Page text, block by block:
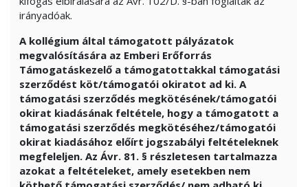
irányadóak.
A kollégium által támogatott pályázatok
megvalósítására az Emberi Erőforrás
Támogatáskezelő a támogatottakkal támogatási
szerződést köt/támogatói okiratot ad ki. A
támogatási szerződés megkötésének/támogatói
okirat kiadásának feltétele, hogy a támogatott a
támogatási szerződés megkötéséhez/támogatói
okirat kiadásához előírt jogszabályi feltételeknek
megfeleljen. Az Ávr. 81. § részletesen tartalmazza
azokat a feltételeket, amely esetekben nem